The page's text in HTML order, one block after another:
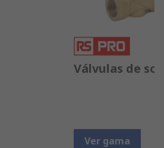
Válvulas de
Ver gama